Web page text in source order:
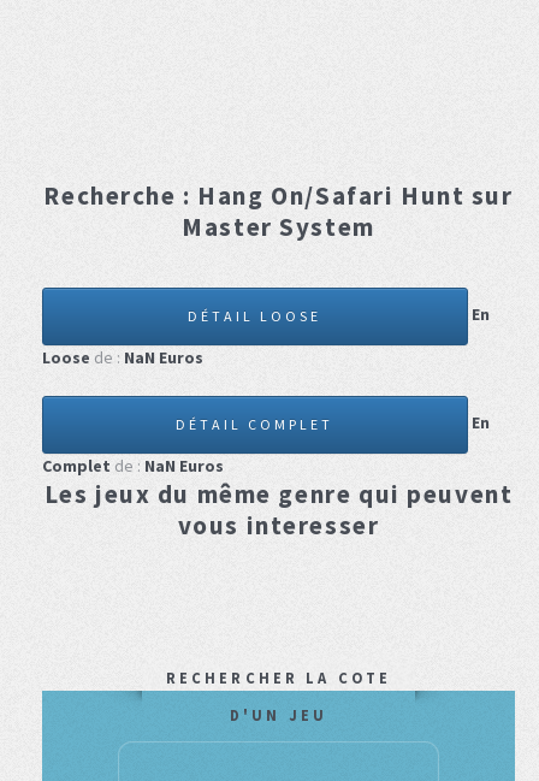
Recherche : Hang On/Safari Hunt sur
Master System
DÉTAIL LOOSE
En
Loose de : NaN Euros
DÉTAIL COMPLET
En
Complet de : NaN Euros
Les jeux du même genre qui peuvent
vous interesser
RECHERCHER LA COTE
D'UN JEU